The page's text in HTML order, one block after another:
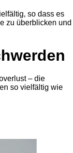
so dass es
zu überblicken und
– die
so vielfältig wie